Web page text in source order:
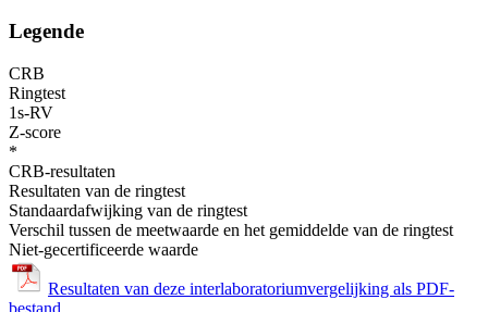
Legende
CRB
Ringtest
1s-RV
Z-score
*
CRB-resultaten
Resultaten van de ringtest
Standaardafwijking van de ringtest
Verschil tussen de meetwaarde en het gemiddelde van de ringtest
Niet-gecertificeerde waarde
Resultaten van deze interlaboratoriumvergelijking als PDF-